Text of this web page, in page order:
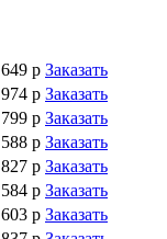
р Заказать
р Заказать
р Заказать
р Заказать
р Заказать
р Заказать
р Заказать